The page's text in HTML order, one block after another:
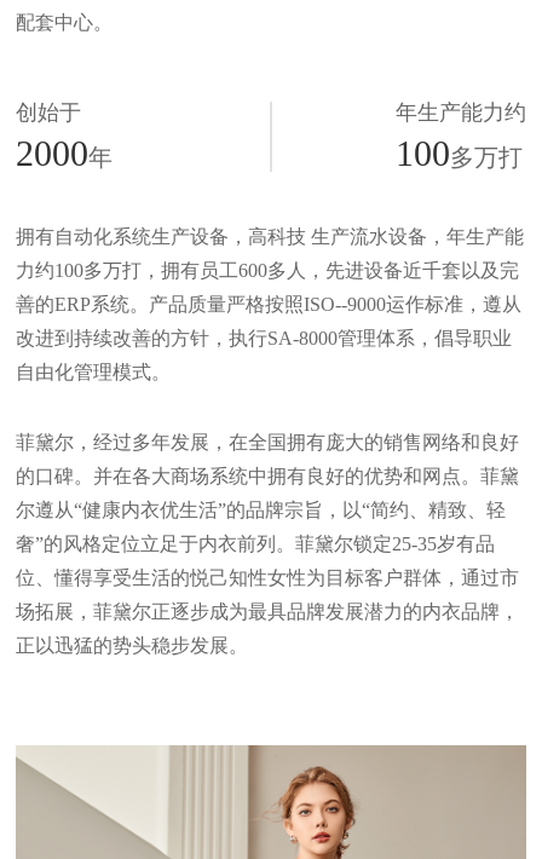
配套中心。
创始于
2000年
年生产能力约
100多万打
拥有自动化系统生产设备，高科技 生产流水设备，年生产能
力约100多万打，拥有员工600多人，先进设备近千套以及完
善的ERP系统。产品质量严格按照ISO--9000运作标准，遵从
改进到持续改善的方针，执行SA-8000管理体系，倡导职业
自由化管理模式。
菲黛尔，经过多年发展，在全国拥有庞大的销售网络和良好
的口碑。并在各大商场系统中拥有良好的优势和网点。菲黛
尔遵从“健康内衣优生活”的品牌宗旨，以“简约、精致、轻
奢”的风格定位立足于内衣前列。菲黛尔锁定25-35岁有品
位、懂得享受生活的悦己知性女性为目标客户群体，通过市
场拓展，菲黛尔正逐步成为最具品牌发展潜力的内衣品牌，
正以迅猛的势头稳步发展。